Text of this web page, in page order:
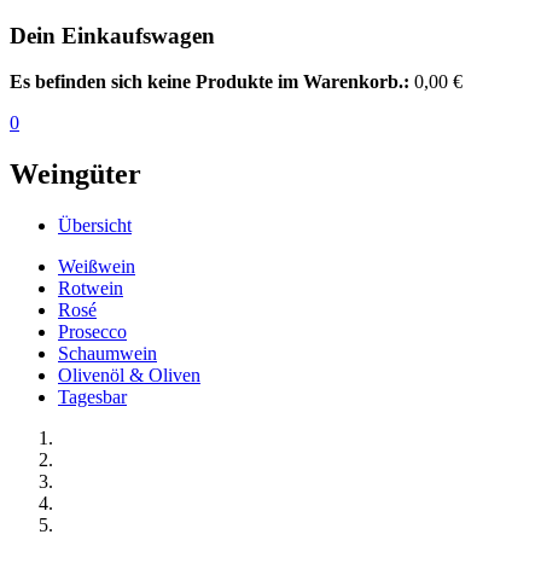
Dein Einkaufswagen
Es befinden sich keine Produkte im Warenkorb.: 0,00 €
0
Weingüter
Übersicht
Weißwein
Rotwein
Rosé
Prosecco
Schaumwein
Olivenöl & Oliven
Tagesbar